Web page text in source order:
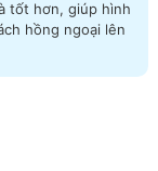
tốt hơn, giúp hình
hồng ngoại lên